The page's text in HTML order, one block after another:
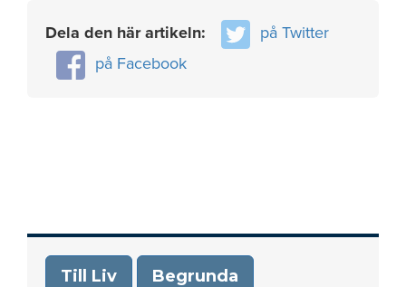
Dela den här artikeln:
på Twitter
på Facebook
Till Liv Begrunda